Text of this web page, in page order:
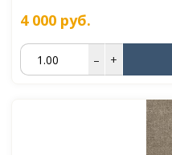
4 000 руб.
– +